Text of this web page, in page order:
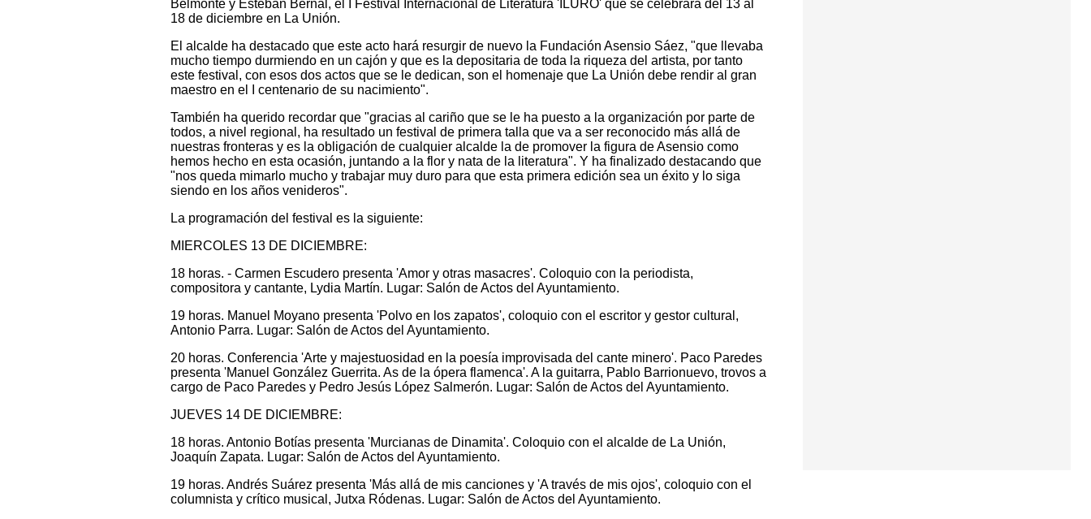
Belmonte y Esteban Bernal, el I Festival Internacional de Literatura 'ILURO' que se celebrará del 13 al
18 de diciembre en La Unión.
El alcalde ha destacado que este acto hará resurgir de nuevo la Fundación Asensio Sáez, "que llevaba
mucho tiempo durmiendo en un cajón y que es la depositaria de toda la riqueza del artista, por tanto
este festival, con esos dos actos que se le dedican, son el homenaje que La Unión debe rendir al gran
maestro en el I centenario de su nacimiento".
También ha querido recordar que "gracias al cariño que se le ha puesto a la organización por parte de
todos, a nivel regional, ha resultado un festival de primera talla que va a ser reconocido más allá de
nuestras fronteras y es la obligación de cualquier alcalde la de promover la figura de Asensio como
hemos hecho en esta ocasión, juntando a la flor y nata de la literatura". Y ha finalizado destacando que
"nos queda mimarlo mucho y trabajar muy duro para que esta primera edición sea un éxito y lo siga
siendo en los años venideros".
La programación del festival es la siguiente:
MIERCOLES 13 DE DICIEMBRE:
18 horas. - Carmen Escudero presenta 'Amor y otras masacres'. Coloquio con la periodista,
compositora y cantante, Lydia Martín. Lugar: Salón de Actos del Ayuntamiento.
19 horas. Manuel Moyano presenta 'Polvo en los zapatos', coloquio con el escritor y gestor cultural,
Antonio Parra. Lugar: Salón de Actos del Ayuntamiento.
20 horas. Conferencia 'Arte y majestuosidad en la poesía improvisada del cante minero'. Paco Paredes
presenta 'Manuel González Guerrita. As de la ópera flamenca'. A la guitarra, Pablo Barrionuevo, trovos a
cargo de Paco Paredes y Pedro Jesús López Salmerón. Lugar: Salón de Actos del Ayuntamiento.
JUEVES 14 DE DICIEMBRE:
18 horas. Antonio Botías presenta 'Murcianas de Dinamita'. Coloquio con el alcalde de La Unión,
Joaquín Zapata. Lugar: Salón de Actos del Ayuntamiento.
19 horas. Andrés Suárez presenta 'Más allá de mis canciones y 'A través de mis ojos', coloquio con el
columnista y crítico musical, Jutxa Ródenas. Lugar: Salón de Actos del Ayuntamiento.